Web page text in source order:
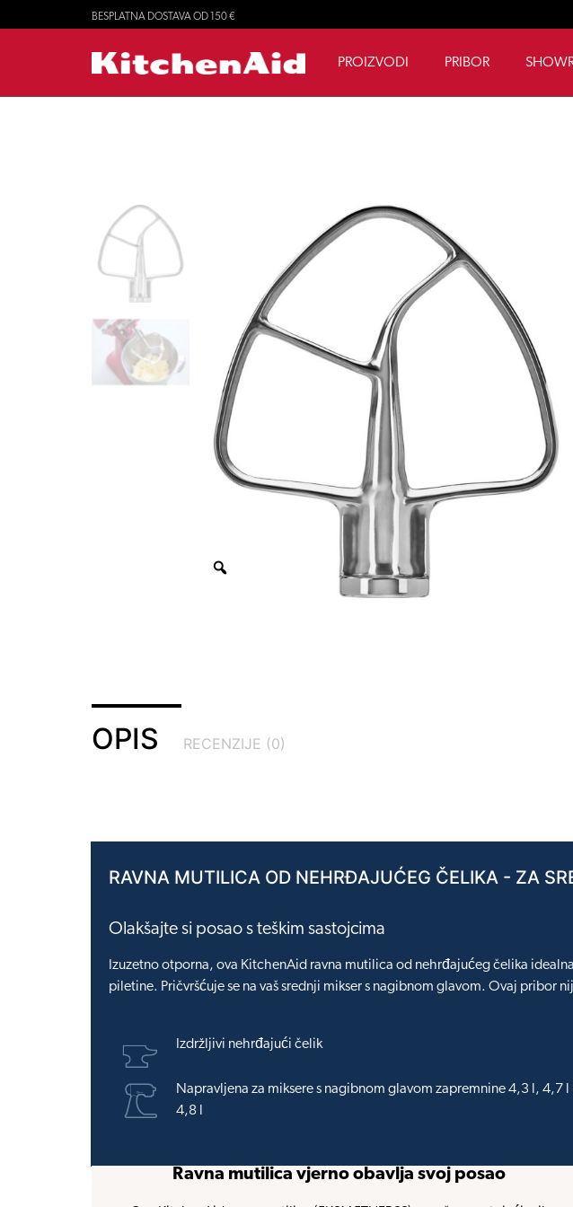
BESPLATNA DOSTAVA OD 150 €
PROIZVODI PRIBOR
OPIS RECENZIJE (0)
RAVNA MUTILICA OD NEHRĐAJUĆEG ČELIKA - ZA
Olakšajte si posao s teškim sastojcima
Izuzetno otporna, ova KitchenAid ravna mutilica od nehrđajućeg čelika
piletine. Pričvršćuje se na vaš srednji mikser s nagibnom glavom. Ovaj pribor
Izdržljivi nehrđajući čelik
Napravljena za miksere s nagibnom glavom zapremnine 4,3 l, 4,7 l
4,8 l
Ravna mutilica vjerno obavlja svoj posao